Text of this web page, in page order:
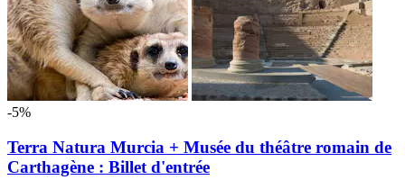
-5%
Terra Natura Murcia + Musée du théâtre romain de
Carthagène : Billet d'entrée